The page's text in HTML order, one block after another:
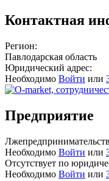
Контактная
Регион:
Павлодарская область
Юридический адрес:
Необходимо Войти или
Предприятие
Необходимо Войти или
Отсутствует по
Необходимо Войти или